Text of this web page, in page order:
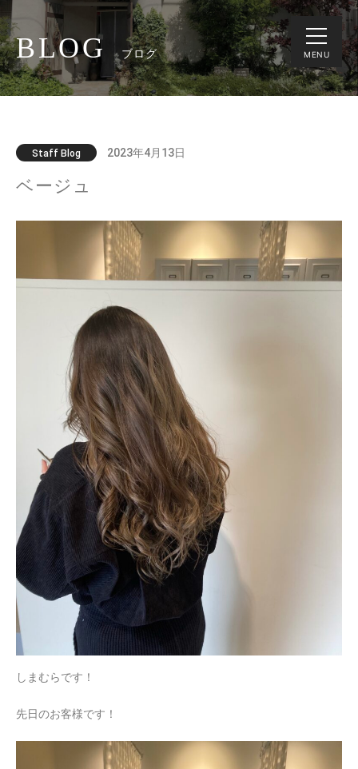
MENU
BLOG ブログ
Staff Blog 2023年4月13日
ベージュ
しまむらです！
先日のお客様です！